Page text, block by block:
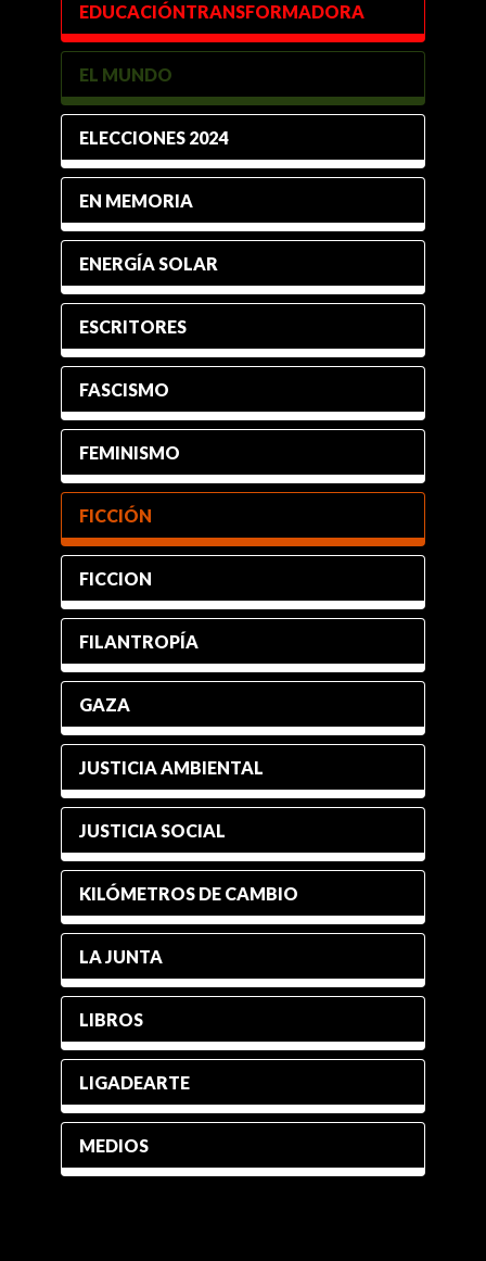
EDUCACIÓNTRANSFORMADORA
EL MUNDO
ELECCIONES 2024
EN MEMORIA
ENERGÍA SOLAR
ESCRITORES
FASCISMO
FEMINISMO
FICCIÓN
FICCION
FILANTROPÍA
GAZA
JUSTICIA AMBIENTAL
JUSTICIA SOCIAL
KILÓMETROS DE CAMBIO
LA JUNTA
LIBROS
LIGADEARTE
MEDIOS